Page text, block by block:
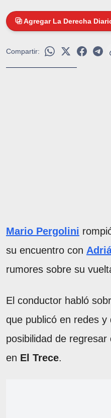
Agregar La Derecha
Compartir:
Mario Pergolini
su encuentro con
rumores sobre su
El conductor habló
que publicó en redes y
posibilidad de
en El Trece.